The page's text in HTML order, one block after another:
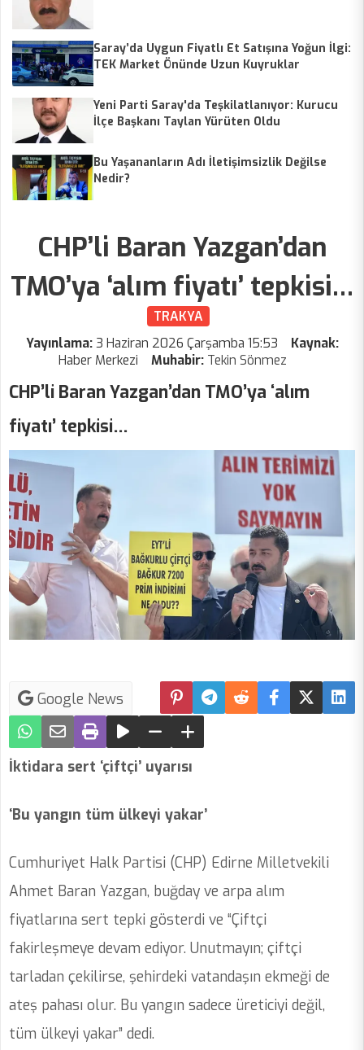
Saray’da Uygun Fiyatlı Et Satışına Yoğun İlgi:
TEK Market Önünde Uzun Kuyruklar
Yeni Parti Saray'da Teşkilatlanıyor: Kurucu
İlçe Başkanı Taylan Yürüten Oldu
Bu Yaşananların Adı İletişimsizlik Değilse
Nedir?
CHP’li Baran Yazgan’dan
TMO’ya ‘alım fiyatı’ tepkisi…
TRAKYA
Yayınlama:3 Haziran 2026 Çarşamba 15:53
Kaynak:
Haber Merkezi
Muhabir: Tekin Sönmez
CHP’li Baran Yazgan’dan TMO’ya ‘alım
fiyatı’ tepkisi…
Google News
İktidara sert ‘çiftçi’ uyarısı
‘Bu yangın tüm ülkeyi yakar’
Cumhuriyet Halk Partisi (CHP) Edirne Milletvekili
Ahmet Baran Yazgan, buğday ve arpa alım
fiyatlarına sert tepki gösterdi ve “Çiftçi
fakirleşmeye devam ediyor. Unutmayın; çiftçi
tarladan çekilirse, şehirdeki vatandaşın ekmeği de
ateş pahası olur. Bu yangın sadece üreticiyi değil,
tüm ülkeyi yakar” dedi.